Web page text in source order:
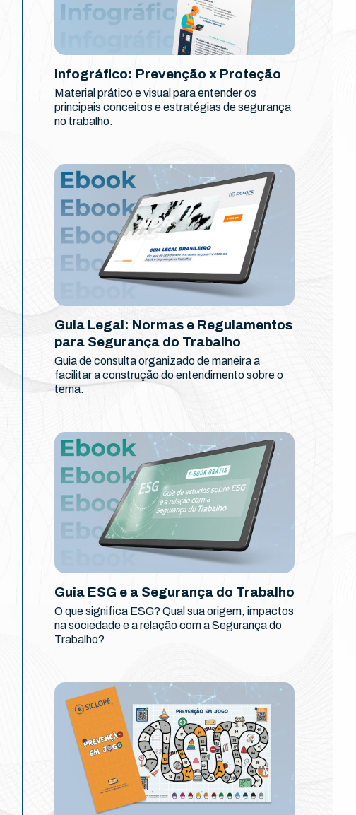
Infográfico: Prevenção x Proteção
Material prático e visual para entender os
principais conceitos e estratégias de segurança
no trabalho.
Guia Legal: Normas e Regulamentos
para Segurança do Trabalho
Guia de consulta organizado de maneira a
facilitar a construção do entendimento sobre o
tema.
Guia ESG e a Segurança do Trabalho
O que significa ESG? Qual sua origem, impactos
na sociedade e a relação com a Segurança do
Trabalho?